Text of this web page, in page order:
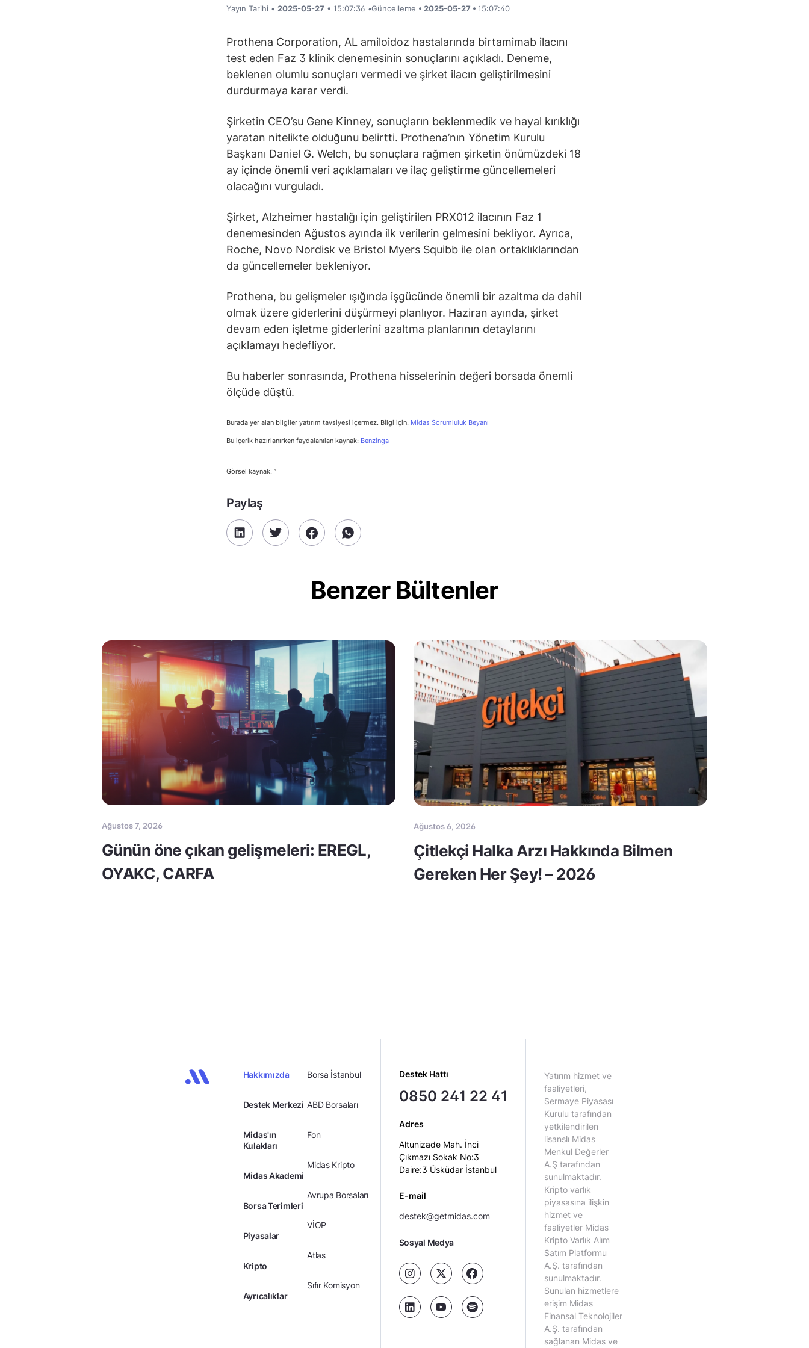
Yayın Tarihi • 2025-05-27 • 15:07:36 •Güncelleme • 2025-05-27 • 15:07:40
Prothena Corporation, AL amiloidoz hastalarında birtamimab ilacını
test eden Faz 3 klinik denemesinin sonuçlarını açıkladı. Deneme,
beklenen olumlu sonuçları vermedi ve şirket ilacın geliştirilmesini
durdurmaya karar verdi.
Şirketin CEO’su Gene Kinney, sonuçların beklenmedik ve hayal kırıklığı
yaratan nitelikte olduğunu belirtti. Prothena’nın Yönetim Kurulu
Başkanı Daniel G. Welch, bu sonuçlara rağmen şirketin önümüzdeki 18
ay içinde önemli veri açıklamaları ve ilaç geliştirme güncellemeleri
olacağını vurguladı.
Şirket, Alzheimer hastalığı için geliştirilen PRX012 ilacının Faz 1
denemesinden Ağustos ayında ilk verilerin gelmesini bekliyor. Ayrıca,
Roche, Novo Nordisk ve Bristol Myers Squibb ile olan ortaklıklarından
da güncellemeler bekleniyor.
Prothena, bu gelişmeler ışığında işgücünde önemli bir azaltma da dahil
olmak üzere giderlerini düşürmeyi planlıyor. Haziran ayında, şirket
devam eden işletme giderlerini azaltma planlarının detaylarını
açıklamayı hedefliyor.
Bu haberler sonrasında, Prothena hisselerinin değeri borsada önemli
ölçüde düştü.
Burada yer alan bilgiler yatırım tavsiyesi içermez. Bilgi için: Midas Sorumluluk Beyanı
Bu içerik hazırlanırken faydalanılan kaynak: Benzinga
Görsel kaynak: ”
Paylaş
Benzer Bültenler
Ağustos 7, 2026
Günün öne çıkan gelişmeleri: EREGL,
OYAKC, CARFA
Ağustos 6, 2026
Çitlekçi Halka Arzı Hakkında Bilmen
Gereken Her Şey! – 2026
Hakkımızda
Destek Merkezi
Midas'ın
Kulakları
Midas Akademi
Borsa Terimleri
Piyasalar
Kripto
Ayrıcalıklar
Borsa İstanbul
ABD Borsaları
Fon
Midas Kripto
Avrupa Borsaları
VİOP
Atlas
Sıfır Komisyon
Destek Hattı
0850 241 22 41
Adres
Altunizade Mah. İnci
Çıkmazı Sokak No:3
Daire:3 Üsküdar İstanbul
E-mail
destek@getmidas.com
Sosyal Medya
Yatırım hizmet ve
faaliyetleri,
Sermaye Piyasası
Kurulu tarafından
yetkilendirilen
lisanslı Midas
Menkul Değerler
A.Ş tarafından
sunulmaktadır.
Kripto varlık
piyasasına ilişkin
hizmet ve
faaliyetler Midas
Kripto Varlık Alım
Satım Platformu
A.Ş. tarafından
sunulmaktadır.
Sunulan hizmetlere
erişim Midas
Finansal Teknolojiler
A.Ş. tarafından
sağlanan Midas ve